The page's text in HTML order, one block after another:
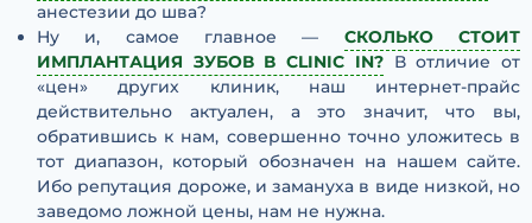
анестезии до шва?
Ну и, самое главное — СКОЛЬКО СТОИТ
ИМПЛАНТАЦИЯ ЗУБОВ В CLINIC IN?В отличие от
«цен» других клиник, наш интернет-прайс
действительно актуален, а это значит, что вы,
обратившись к нам, совершенно точно уложитесь в
тот диапазон, который обозначен на нашем сайте.
Ибо репутация дороже, и замануха в виде низкой, но
заведомо ложной цены, нам не нужна.